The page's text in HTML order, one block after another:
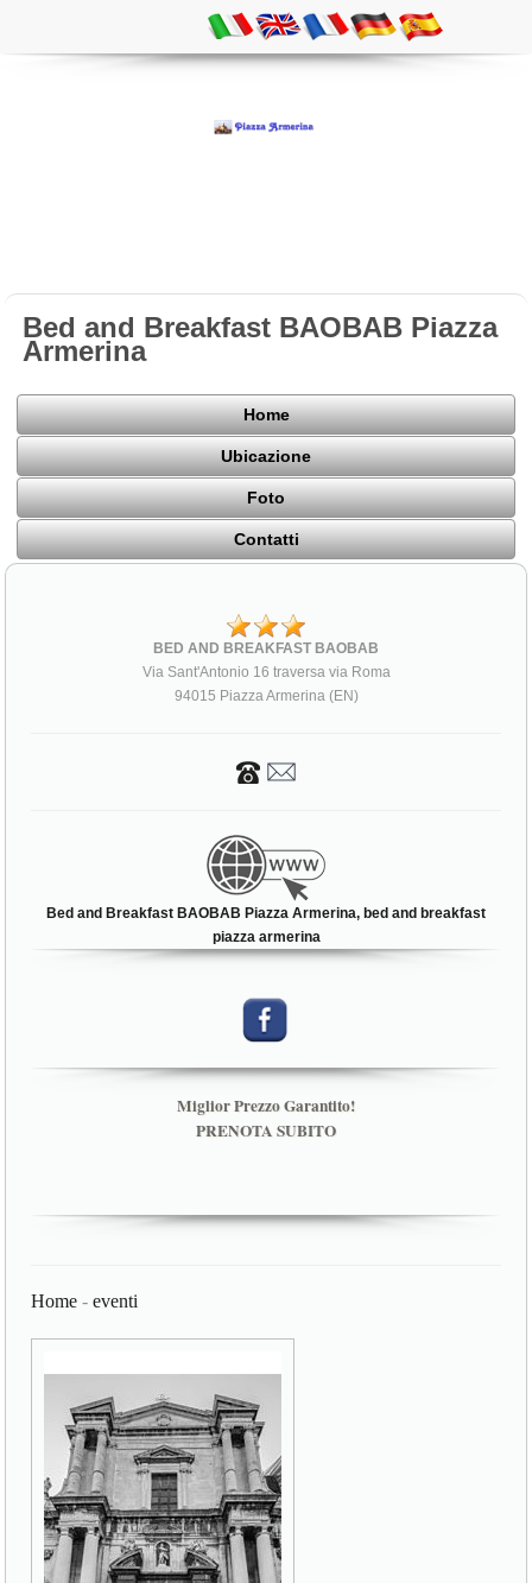
Bed and Breakfast BAOBAB Piazza
Armerina
Home
Ubicazione
Foto
Contatti
BED AND BREAKFAST BAOBAB
Via Sant'Antonio 16 traversa via Roma
94015 Piazza Armerina (EN)
Bed and Breakfast BAOBAB Piazza Armerina, bed and breakfast
piazza armerina
Miglior Prezzo Garantito!
PRENOTA SUBITO
Home -eventi